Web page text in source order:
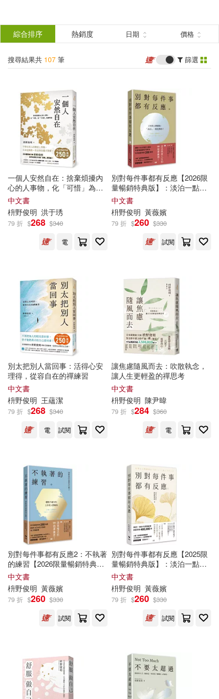
結
分類 (單選)
所有商品(107) 圖書(79)
雜誌(5) 電子書(23)
作者 (可複選)
枡野俊明(78)
（日）枡野俊明(22)
松重豐(3) (日)枡野俊明(2)
夏江まみ(2)
チャールズ・Ｍ．シュルツ(1)
枡野俊明（MasunoShunmyo）(1)
米拉·洛克(1) 谷川俊太郎(1)
（日 ）枡野俊明(1)
（美）米拉·洛克(1)
展開
出版社 (可複選)
平安文化(22) 悅知文化(11)
北京時代華文書局(8) 遠流(8)
方智(4) 春天出版社(4)
中國建築工業出版社(3)
北京聯合出版公司(3)
大好書屋(3)
三采(2)
中信出版社(2) 人類智庫(2)
台灣角川(2) 天下雜誌(2)
每日新聞出版(2) 白金文化(2)
聯經出版公司(2) 遠足文化(2)
三笠書房(1)
配送方式 (可複選)
可海外宅配(84)
可港澳店取(84)
可新加坡店取(84)
可菲律賓店取(84)
本週上市新品(3)
綜合排序 熱銷度 日期 價格
搜尋結果共 107 筆 篩選
一個人安然自在：捨棄煩擾內
心的人事物，化「可惜」為
「不可惜」的禪智慧
中文書
枡野俊明 洪于琇
79 折 $268 $340
電
別對每件事都有反應【2026限
量暢銷特典版】：淡泊一點也
無妨，活出快意人生的99個禪
練習!
中文書
枡野俊明 黃薇嬪
79 折 $260 $330
試閱
別太把別人當回事：活得心安
理得，從容自在的禪練習
中文書
枡野俊明 王蘊潔
79 折 $268 $340
電
試閱
讓焦慮隨風而去：吹散執念，
讓人生更輕盈的禪思考
中文書
枡野俊明 陳尹暐
79 折 $284 $360
電
別對每件事都有反應2：不執著
的練習【2026限量暢銷特典
版】
中文書
枡野俊明 黃薇嬪
79 折 $260 $330
試閱
別對每件事都有反應【2025限
量暢銷特典版】：淡泊一點也
無妨，活出快意人生的99個禪
練習!
中文書
枡野俊明 黃薇嬪
79 折 $260 $330
試閱